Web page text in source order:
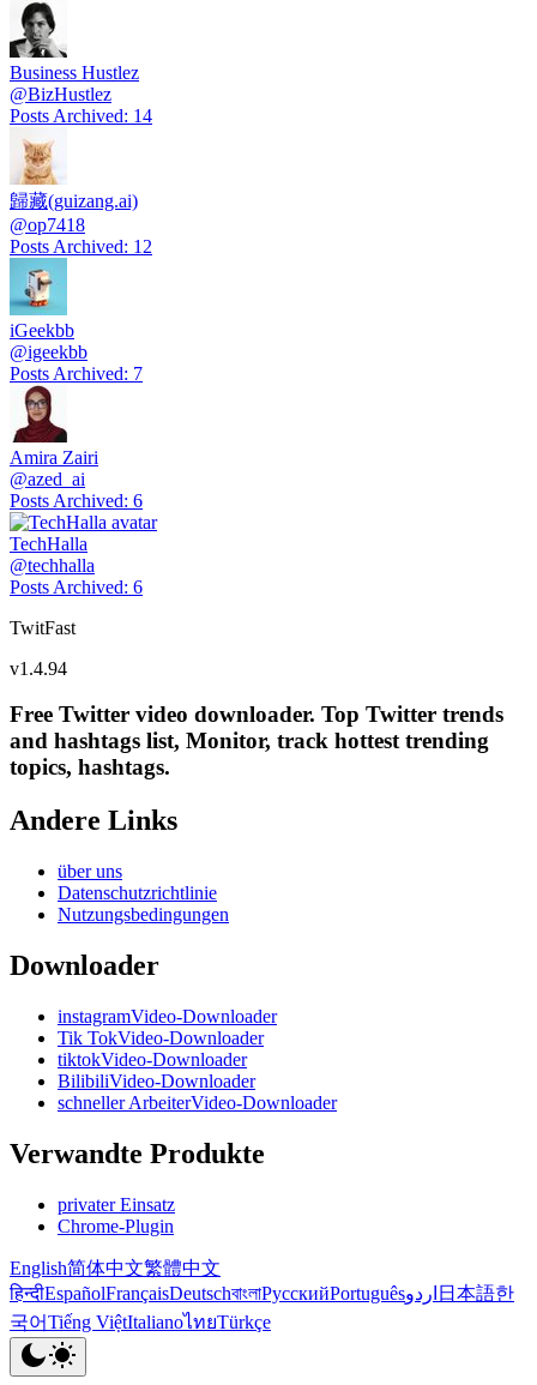
Business Hustlez
@BizHustlez
Posts Archived: 14
歸藏(guizang.ai)
@op7418
Posts Archived: 12
iGeekbb
@igeekbb
Posts Archived: 7
Amira Zairi
@azed_ai
Posts Archived: 6
TechHalla
@techhalla
Posts Archived: 6
TwitFast
v1.4.94
Free Twitter video downloader. Top Twitter trends
and hashtags list, Monitor, track hottest trending
topics, hashtags.
Andere Links
über uns
Datenschutzrichtlinie
Nutzungsbedingungen
Downloader
instagramVideo-Downloader
Tik TokVideo-Downloader
tiktokVideo-Downloader
BilibiliVideo-Downloader
schneller ArbeiterVideo-Downloader
Verwandte Produkte
privater Einsatz
Chrome-Plugin
English简体中文繁體中文
हिन्दीEspañolFrançaisDeutschবাংলাРусскийPortuguêsاردو 日本語한
국어Tiếng ViệtItalianoไทยTürkçe